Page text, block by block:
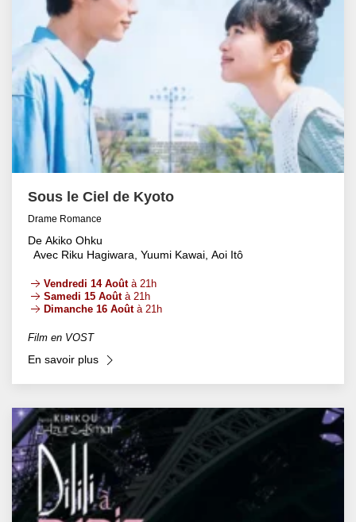
Sous le Ciel de Kyoto
Drame Romance
De Akiko Ohku
Avec Riku Hagiwara, Yuumi Kawai, Aoi Itô
Vendredi 14 Aoûtà 21h
Samedi 15 Aoûtà 21h
Dimanche 16 Aoûtà 21h
Film en VOST
En savoir plus